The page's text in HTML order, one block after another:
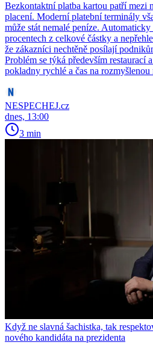
Bezkontaktní platba kartou patří mezi
placení. Moderní platební terminály
může stát nemalé peníze.
procentech z celkové částky a
že zákazníci nechtěně posílají
Problém se týká především restaurací
pokladny rychlé a čas na
NESPECHEJ.cz
dnes, 13:00
3 min
Když ne slavná šachistka, tak
nového kandidáta na prezidenta